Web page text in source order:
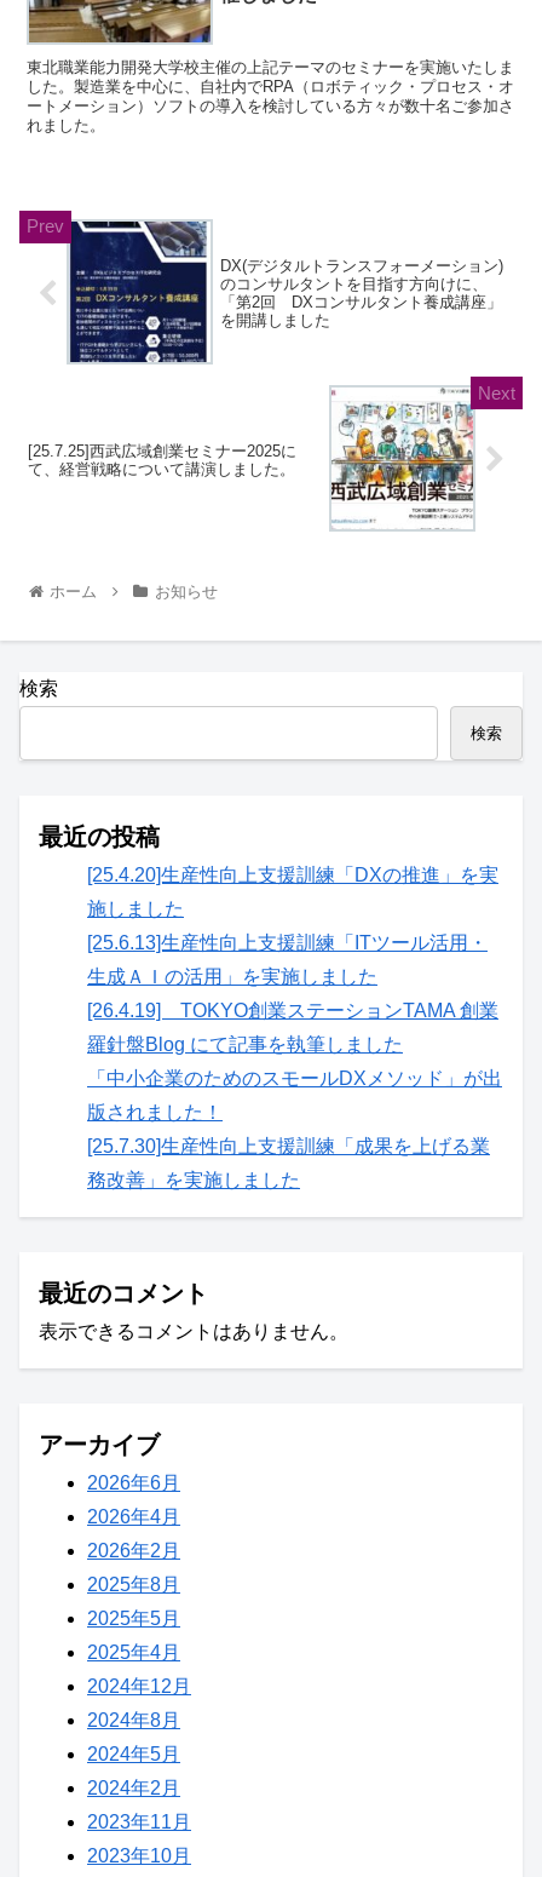
東北職業能力開発大学校主催の上記テーマのセミナーを実施いたしま
した。製造業を中心に、自社内でRPA（ロボティック・プロセス・オ
ートメーション）ソフトの導入を検討している方々が数十名ご参加さ
れました。
DX(デジタルトランスフォーメーション)
のコンサルタントを目指す方向けに、
「第2回 DXコンサルタント養成講座」
を開講しました
[25.7.25]西武広域創業セミナー2025に
て、経営戦略について講演しました。
ホーム お知らせ
検索
検索
最近の投稿
[25.4.20]生産性向上支援訓練「DXの推進」を実
施しました
[25.6.13]生産性向上支援訓練「ITツール活用・
生成ＡＩの活用」を実施しました
[26.4.19] TOKYO創業ステーションTAMA 創業
羅針盤Blog にて記事を執筆しました
「中小企業のためのスモールDXメソッド」が出
版されました！
[25.7.30]生産性向上支援訓練「成果を上げる業
務改善」を実施しました
最近のコメント
表示できるコメントはありません。
アーカイブ
2026年6月
2026年4月
2026年2月
2025年8月
2025年5月
2025年4月
2024年12月
2024年8月
2024年5月
2024年2月
2023年11月
2023年10月